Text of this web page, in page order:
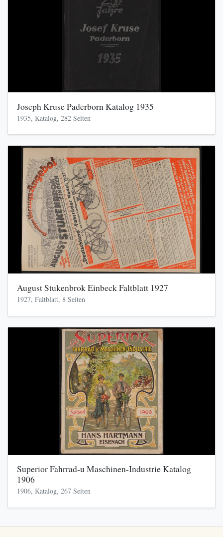
Joseph Kruse Paderborn Katalog 1935
1935, Katalog, 282 Seiten
August Stukenbrok Einbeck Faltblatt 1927
1927, Faltblatt, 8 Seiten
Superior Fahrrad-u Maschinen-Industrie Katalog
1906
1906, Katalog, 267 Seiten